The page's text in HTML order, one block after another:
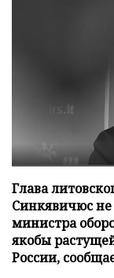
Глава
Синкявичюс не
министра
якобы
России,